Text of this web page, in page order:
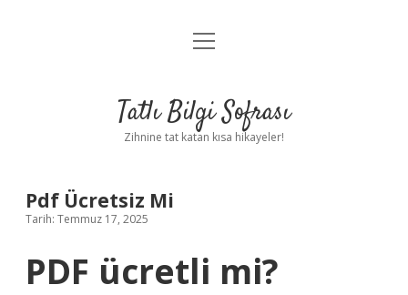
Anasayfa
Yasal Uyarı
menüyü
Tatlı Bilgi Sofrası
Zihnine tat katan kısa hikayeler!
Pdf Ücretsiz Mi
Tarih: Temmuz 17, 2025
PDF ücretli mi?